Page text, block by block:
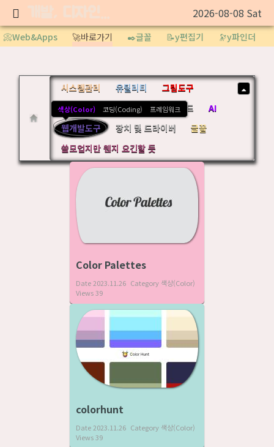
2026-08-08 Sat
📀Web&Apps 🚀바로가기 ✒️글꼴 📝y편집기 🔭y파인더
시스템관리 유틸리티
그림도구
도메인관리
업무관리 클라우드
AI
웹개발도구
색상(Color) 코딩(Coding) 프레임워크
장치 및 드라이버
글꼴
쓸모업지만 웬지 요긴할 듯
Color Palettes
Date2023.11.26 Category 색상(Color)
Views39
colorhunt
Date 2023.11.26 Category 색상(Color)
Views39
Sketchbook5, 스케치북5
Sketchbook5, 스케치북5